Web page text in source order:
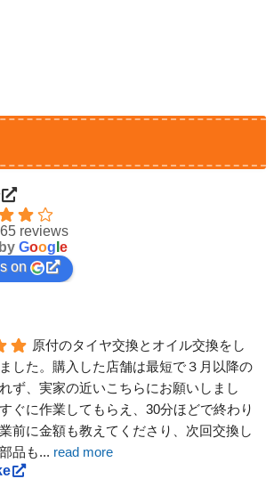
reviews
Goog e
on
原付のタイヤ交換とオイル交換をし
した。購入した店舗は最短で３月以降の
ず、実家の近いこちらにお願いしまし
ぐに作業してもらえ、30分ほどで終わり
前に金額も教えてくださり、次回交換し
品も... read more